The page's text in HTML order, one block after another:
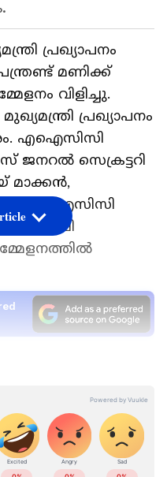
പ്രഖ്യാപനം
മണിക്ക്
വിളിച്ചു.
പ്രഖ്യാപനം
എഐസിസി
ജനറൽ സെക്രട്ടറി
എഐസിസി
മുൻഷി
കേരളത്തിന്‍റെ
പ്രഖ്യാപനം ഉടന്‍
തീരുമാനം